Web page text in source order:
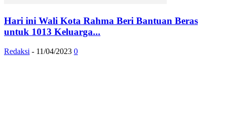
Hari ini Wali Kota Rahma Beri Bantuan Beras
untuk 1013 Keluarga...
Redaksi - 11/04/2023 0